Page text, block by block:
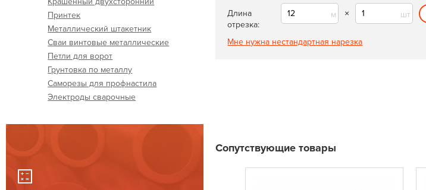
Принтек
Металлический штакетник
Сваи винтовые металлические
Петли для ворот
Грунтовка по металлу
Саморезы для профнастила
Электроды сварочные
Длина
отрезка:
м × шт
Мне нужна нестандартная нарезка
Сопутствующие товары